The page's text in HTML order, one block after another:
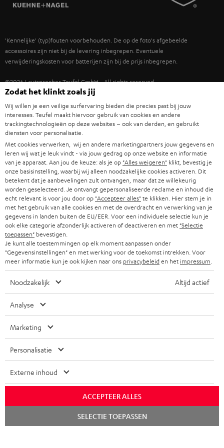
FANSHOP
NIEUWKOMERS
TEUFEL STORY
DUURZAAMHEID
STUDENTENKORTING
KADOBON
TOEGANKELIJKHEID
ITALIË
USA
ANDERE LANDEN
'Kennelijke' (typ)fouten voorbehouden. De op de foto's afgebeelde
accessoires zijn niet bij de levering inbegrepen. Eventuele
verwijderingskosten voor batterijen zijn bij de prijs inbegrepen.
©2026 Lautsprecher Teufel GmbH - All rights reserved.
Disclaimer Algemene voorwaarden
Privacybeleid
Instellingen privacybeleid
EU Data Act hier de overeenkomst herroepen
Zodat het klinkt zoals jij
Wij willen je een veilige surfervaring bieden die precies past bij jouw
interesses. Teufel maakt hiervoor gebruik van cookies en andere
trackingtechnologieën op deze websites – ook van derden, en gebruikt
diensten voor personalisatie.
Met cookies verwerken, wij en andere marketingpartners jouw gegevens en
leren wij wat je leuk vindt - via jouw gedrag op onze website en informatie
van je apparaat. Aan jou de keuze: als je op "Alles weigeren" klikt, bevestig je
onze basisinstelling, waarbij wij alleen noodzakelijke cookies activeren. Dit
betekent dat je aanbevelingen zult ontvangen, maar dat ze willekeurig
worden geselecteerd. Je ontvangt gepersonaliseerde reclame en inhoud die
echt relevant is voor jou door op "Accepteer alles"te klikken. Hier stem je in
met het gebruik van alle cookies en met de overdracht en verwerking van je
gegevens in landen buiten de EU/EER. Voor een individuele selectie kun je
ook elke categorie afzonderlijk activeren of deactiveren en met "Selectie
toepassen" bevestigen.
Je kunt alle toestemmingen op elk moment aanpassen onder
"Gegevensinstellingen" en met werking voor de toekomst intrekken. Voor
meer informatie kun je ook kijken naar ons privacybeleiden het impressum
Noodzakelijk Altijd actief
Analyse
Marketing
Personalisatie
Externe inhoud
ACCEPTEER ALLES
SELECTIE TOEPASSEN